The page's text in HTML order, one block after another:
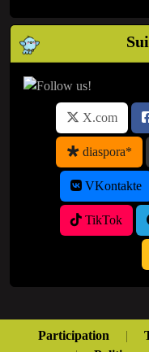
X.com
diaspora*
VKontakte
TikTok
Participation |